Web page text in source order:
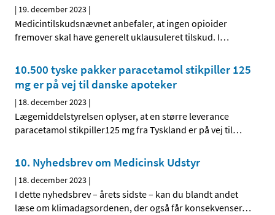
| 19. december 2023 |
Medicintilskudsnævnet anbefaler, at ingen opioider
fremover skal have generelt uklausuleret tilskud. I…
10.500 tyske pakker paracetamol stikpiller 125
mg er på vej til danske apoteker
| 18. december 2023 |
Lægemiddelstyrelsen oplyser, at en større leverance
paracetamol stikpiller125 mg fra Tyskland er på vej til…
10. Nyhedsbrev om Medicinsk Udstyr
| 18. december 2023 |
I dette nyhedsbrev – årets sidste – kan du blandt andet
læse om klimadagsordenen, der også får konsekvenser…